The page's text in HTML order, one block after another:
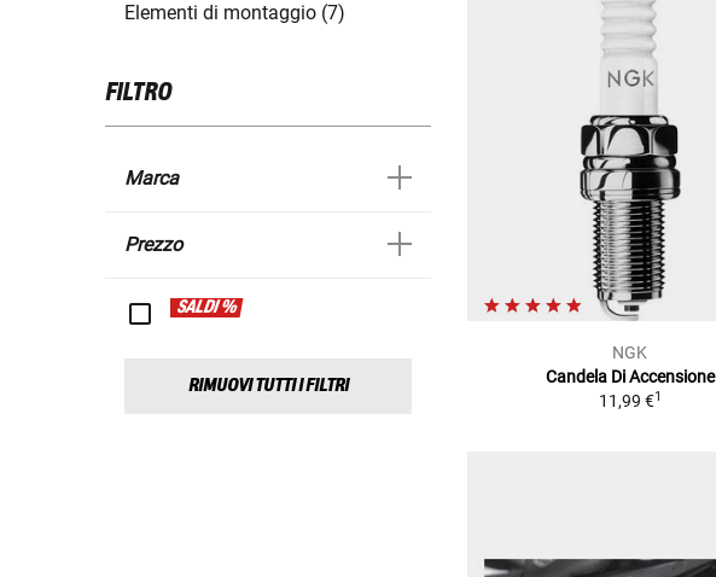
Elementi di montaggio (7)
FILTRO
Marca
Prezzo
SALDI %
RIMUOVI TUTTI I FILTRI
NGK
Candela Di Accensione
11,99 €1